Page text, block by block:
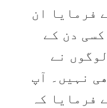
فرمایا ان
دن کے
نے
نہیں۔ آپ
کہ